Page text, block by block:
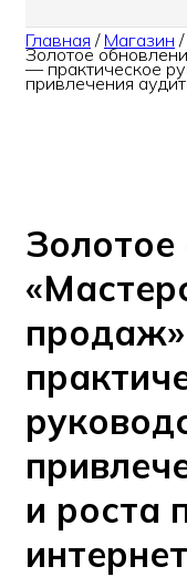
Главная / Магазин /
Золотое
— практическое
привлечения
Золотое
и роста